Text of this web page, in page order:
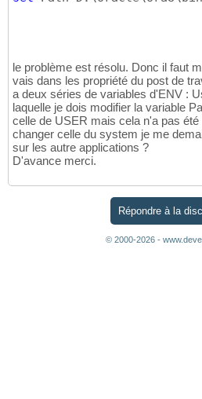
le problème est résolu. Donc il faut
vais dans les propriété du post de
a deux séries de variables d'ENV :
laquelle je dois modifier la variable
celle de USER mais cela n'a pas
changer celle du system je me
sur les autre applications ?
D'avance merci.
Répondre à la
© 2000-2026 -